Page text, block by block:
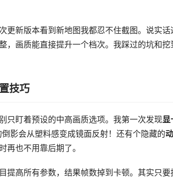
更新版本看到新地图我都忍不住截图。说实
，画质能直接提升一个档次。我踩过的坑和
技巧
只盯着预设的中高画质选项。我第一次发现显
影会从塑料感变成镜面反射！还有个隐藏的
再也不用靠后期了。
提高所有参数，结果帧数掉到卡顿。其实只要